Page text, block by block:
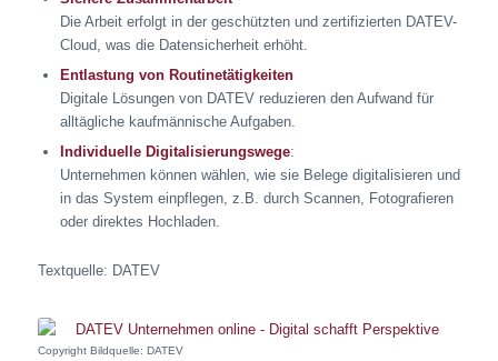
Die Arbeit erfolgt in der geschützten und zertifizierten DATEV-
Cloud, was die Datensicherheit erhöht.
Entlastung von Routinetätigkeiten
Digitale Lösungen von DATEV reduzieren den Aufwand für
alltägliche kaufmännische Aufgaben.
Individuelle Digitalisierungswege:
Unternehmen können wählen, wie sie Belege digitalisieren und
in das System einpflegen, z.B. durch Scannen, Fotografieren
oder direktes Hochladen.
Textquelle: DATEV
Copyright Bildquelle: DATEV